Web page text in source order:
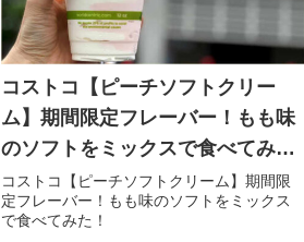
コストコ【ピーチソフトクリー
ム】期間限定フレーバー！もも味
のソフトをミックスで食べてみ
た！
コストコ【ピーチソフトクリーム】期間限
定フレーバー！もも味のソフトをミックス
で食べてみた！